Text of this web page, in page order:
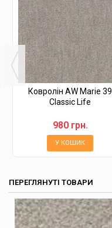
Ковролін AW Marie 39
Classic Life
980 грн.
У КОШИК
ПЕРЕГЛЯНУТІ ТОВАРИ